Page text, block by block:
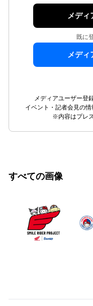
メディ
既に
メディ
メディアユーザー登
イベント・記者会見の情
※内容はプレ
すべての画像